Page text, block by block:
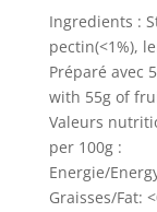
Ingredients :
pectin(<1%),
Préparé avec
with 55g of
Valeurs
per 100g :
Energie/
Graisses/Fat: